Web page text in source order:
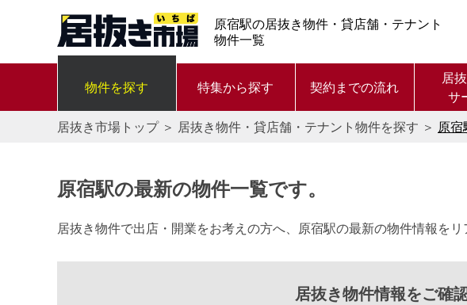
原宿駅の居抜き物件・貸店舗・テナント
物件一覧
物件を探す 特集から探す 契約までの流れ
居
サ
居抜き市場トップ＞ 居抜き物件・貸店舗・テナント物件を探す ＞ 原宿
原宿駅の最新の物件一覧です。
居抜き物件で出店・開業をお考えの方へ、原宿駅の最新の物件情報を
居抜き物件情報をご確